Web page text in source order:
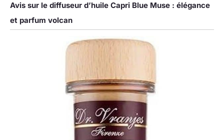
Avis sur le diffuseur d’huile Capri Blue Muse : élégance
et parfum volcan